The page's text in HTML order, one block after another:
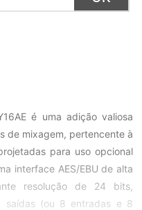
é uma adição valiosa
de mixagem, pertencente à
para uso opcional
interface AES/EBU de alta
resolução de 24 bits,
saídas (ou 8 entradas e 8